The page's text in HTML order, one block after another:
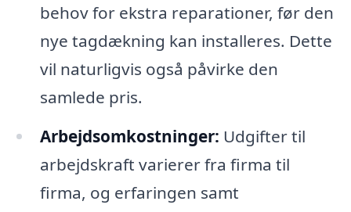
behov for ekstra reparationer, før den
nye tagdækning kan installeres. Dette
vil naturligvis også påvirke den
samlede pris.
Arbejdsomkostninger: Udgifter til
arbejdskraft varierer fra firma til
firma, og erfaringen samt